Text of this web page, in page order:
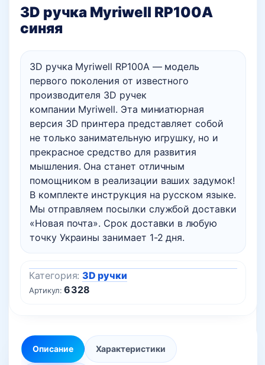
3D ручка Myriwell RP100A
синяя
3D ручка Myriwell RP100A — модель
первого поколения от известного
производителя 3D ручек
компании Myriwell. Эта миниатюрная
версия 3D принтера представляет собой
не только занимательную игрушку, но и
прекрасное средство для развития
мышления. Она станет отличным
помощником в реализации ваших задумок!
В комплекте инструкция на русском языке.
Мы отправляем посылки службой доставки
«Новая почта». Срок доставки в любую
точку Украины занимает 1-2 дня.
Артикул:6328
Категория: 3D ручки
Описание Характеристики